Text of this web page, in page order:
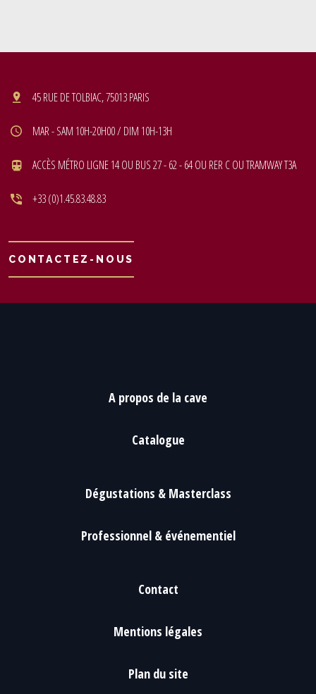
45 RUE DE TOLBIAC, 75013 PARIS
MAR - SAM 10H-20H00 / DIM 10H-13H
ACCÈS MÉTRO LIGNE 14 OU BUS 27 - 62 - 64 OU RER C OU TRAMWAY T3A
+33 (0)1.45.83.48.83
CONTACTEZ-NOUS
A propos de la cave
Catalogue
Dégustations & Masterclass
Professionnel & événementiel
Contact
Mentions légales
Plan du site